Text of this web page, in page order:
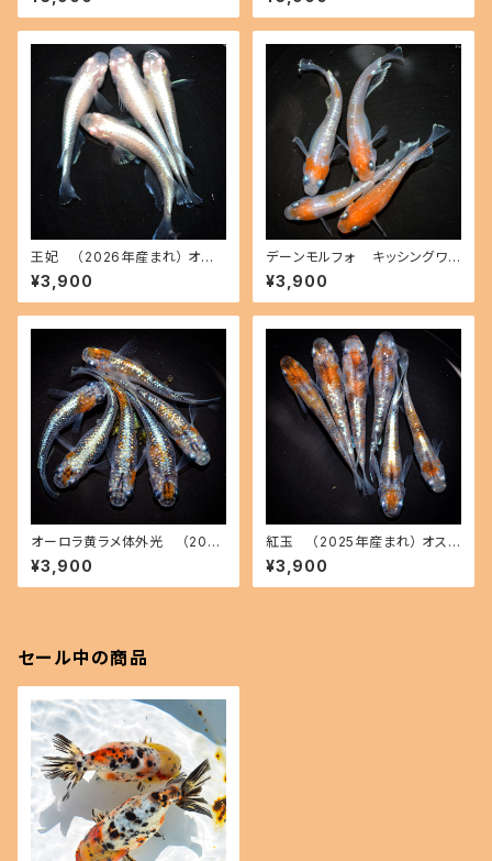
出品) ikahoff C-0728-5146
2-a
ahoff D-0630-51108-a
王妃 （2026年産まれ） オス2
メス2(現物出品) ikahoff C-0
721-51382-a
¥3,900
デーンモルフォ キッシングワイ
ドフィン（2026年産まれ） オス2
メス2(現物出品) ikahoff B-0
714-51291-a
¥3,900
オーロラ黄ラメ体外光 （2026
年産まれ） オス2 メス4(現物出
品) ikahoff C-0804-51547-
a
¥3,900
紅玉 （2025年産まれ） オス2
メス4(現物出品) ikahoff B-0
511-50401-a
¥3,900
セール中の商品